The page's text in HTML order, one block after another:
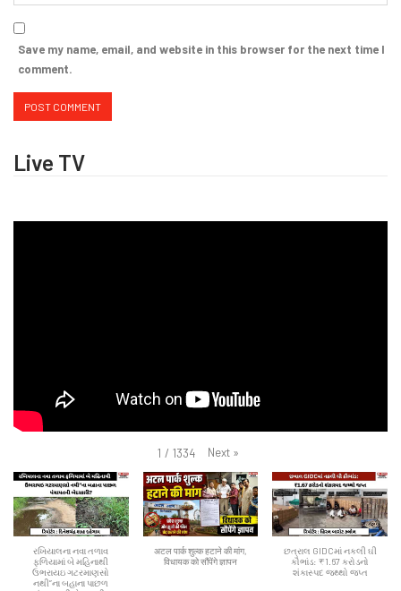
Save my name, email, and website in this browser for the next time I
comment.
Live TV
1 / 1334 Next »
રખિયાલના નવા તળાવ
ફળિયામાં બે મહિનાથી
ઉભરાયઇ ગટરમાણસો
નથી”ના બહાના પાછળ
अटल पार्क शुल्क हटाने की मांग,
विधायक को सौंपेंगे ज्ञापन
છત્રાલ GIDCમાં નકલી ઘી
કૌભાંડ: ₹1.67 કરોડનો
શંકાસ્પદ જથ્થો જપ્ત